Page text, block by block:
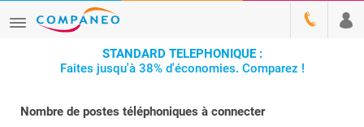
STANDARD TELEPHONIQUE :
Faites jusqu'à 38% d'économies. Comparez !
Nombre de postes téléphoniques à connecter